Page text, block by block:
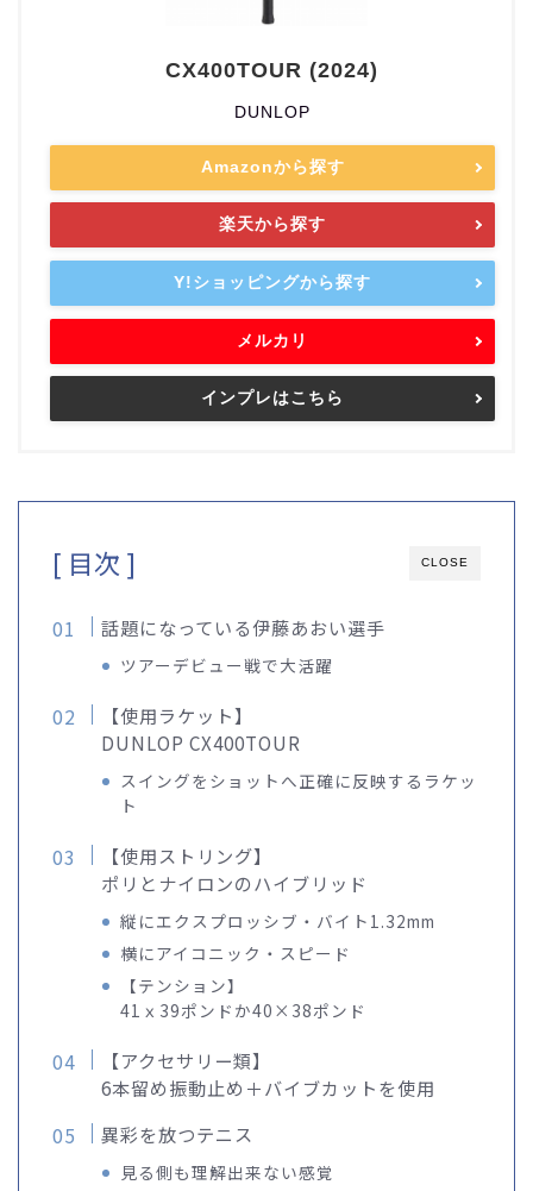
CX400TOUR (2024)
DUNLOP
Amazonから探す
楽天から探す
Y!ショッピングから探す
メルカリ
インプレはこちら
CLOSE
[ 目次 ]
話題になっている伊藤あおい選手
ツアーデビュー戦で大活躍
【使用ラケット】
DUNLOP CX400TOUR
スイングをショットへ正確に反映するラケッ
ト
【使用ストリング】
ポリとナイロンのハイブリッド
縦にエクスプロッシブ・バイト1.32mm
横にアイコニック・スピード
【テンション】
41ｘ39ポンドか40×38ポンド
【アクセサリー類】
6本留め振動止め＋バイブカットを使用
異彩を放つテニス
見る側も理解出来ない感覚